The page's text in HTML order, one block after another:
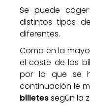
Se puede
distintos tipos
diferentes.
Como en la
el coste de los
por lo que se
continuación le
billetessegún la